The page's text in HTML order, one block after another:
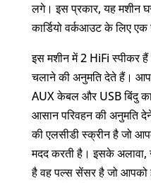
लगे। इस प्रकार, यह मशीन
कार्डियो वर्कआउट के लिए
इस मशीन में 2 HiFi स्पीकर
चलाने की अनुमति देते हैं।
AUX केबल और USB बिंदु
आसान परिवहन की अनुमति
की एलसीडी स्क्रीन है जो
मदद करती है। इसके अलावा,
है वह पल्स सेंसर है जो आपको